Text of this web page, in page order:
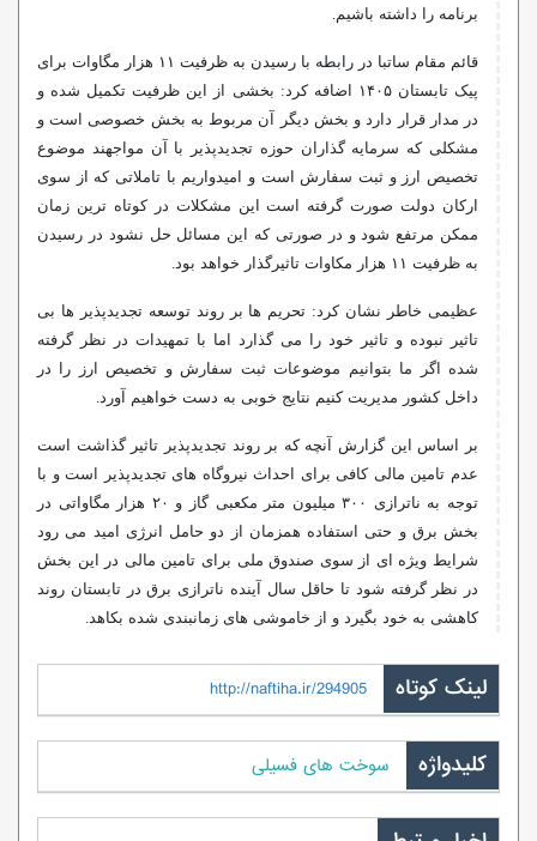
برنامه را داشته باشیم.
قائم مقام ساتبا در رابطه با رسیدن به ظرفیت ۱۱ هزار مگاوات برای
پیک تابستان ۱۴۰۵ اضافه کرد: بخشی از این ظرفیت تکمیل شده و
در مدار قرار دارد و بخش دیگر آن مربوط به بخش خصوصی است و
مشکلی که سرمایه گذاران حوزه تجدیدپذیر با آن مواجهند موضوع
تخصیص ارز و ثبت سفارش است و امیدواریم با تاملاتی که از سوی
ارکان دولت صورت گرفته است این مشکلات در کوتاه ترین زمان
ممکن مرتفع شود و در صورتی که این مسائل حل نشود در رسیدن
به ظرفیت ۱۱ هزار مکاوات تاثیرگذار خواهد بود.
عظیمی خاطر نشان کرد: تحریم ها بر روند توسعه تجدیدپذیر ها بی
تاثیر نبوده و تاثیر خود را می گذارد اما با تمهیدات در نظر گرفته
شده اگر ما بتوانیم موضوعات ثبت سفارش و تخصیص ارز را در
داخل کشور مدیریت کنیم نتایج خوبی به دست خواهیم آورد.
بر اساس این گزارش آنچه که بر روند تجدیدپذیر تاثیر گذاشت است
عدم تامین مالی کافی برای احداث نیروگاه های تجدیدپذیر است و با
توجه به ناترازی ۳۰۰ میلیون متر مکعبی گاز و ۲۰ هزار مگاواتی در
بخش برق و حتی استفاده همزمان از دو حامل انرژی امید می رود
شرایط ویژه ای از سوی صندوق ملی برای تامین مالی در این بخش
در نظر گرفته شود تا حاقل سال آینده ناترازی برق در تابستان روند
کاهشی به خود بگیرد و از خاموشی های زمانبندی شده بکاهد.
لینک کوتاه http://naftiha.ir/294905
کلیدواژه سوخت های فسیلی